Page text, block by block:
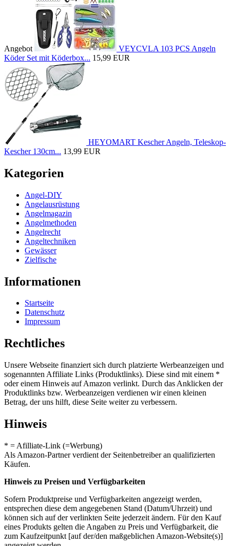
Angebot
VEYCVLA 103 PCS Angeln
Köder Set mit Köderbox... 15,99 EUR
HEYOMART Kescher Angeln, Teleskop-
Kescher 130cm... 13,99 EUR
Kategorien
Angel-DIY
Angelausrüstung
Angelmagazin
Angelmethoden
Angelrecht
Angeltechniken
Gewässer
Zielfische
Informationen
Startseite
Datenschutz
Impressum
Rechtliches
Unsere Webseite finanziert sich durch platzierte Werbeanzeigen und
sogenannten Affiliate Links (Produktlinks). Diese sind mit einem *
oder einem Hinweis auf Amazon verlinkt. Durch das Anklicken der
Produktlinks bzw. Werbeanzeigen verdienen wir einen kleinen
Betrag, der uns hilft, diese Seite weiter zu verbessern.
Hinweis
* = Afilliate-Link (=Werbung)
Als Amazon-Partner verdient der Seitenbetreiber an qualifizierten
Käufen.
Hinweis zu Preisen und Verfügbarkeiten
Sofern Produktpreise und Verfügbarkeiten angezeigt werden,
entsprechen diese dem angegebenen Stand (Datum/Uhrzeit) und
können sich auf der verlinkten Seite jederzeit ändern. Für den Kauf
eines Produkts gelten die Angaben zu Preis und Verfügbarkeit, die
zum Kaufzeitpunkt [auf der/den maßgeblichen Amazon-Website(s)]